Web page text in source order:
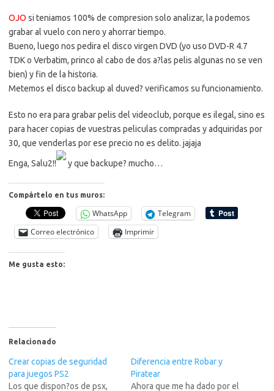
OJO si teniamos 100% de compresion solo analizar, la podemos
grabar al vuelo con nero y ahorrar tiempo.
Bueno, luego nos pedira el disco virgen DVD (yo uso DVD-R 4.7
TDK o Verbatim, princo al cabo de dos a?las pelis algunas no se ven
bien) y fin de la historia.
Metemos el disco backup al duved? verificamos su funcionamiento.
Esto no era para grabar pelis del videoclub, porque es ilegal, sino es
para hacer copias de vuestras peliculas compradas y adquiridas por
30, que venderlas por ese precio no es delito. jajaja
Enga, Salu2!! y que backupe? mucho…
Compártelo en tus muros:
WhatsApp
Telegram
Correo electrónico
Imprimir
Me gusta esto:
Relacionado
Crear copias de seguridad
para juegos PS2
Los que dispon?os de psx,
Diferencia entre Robar y
Piratear
Ahora que me ha dado por el